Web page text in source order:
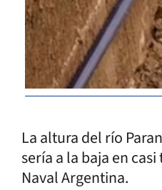
La altura del río
sería a la baja en
Naval Argentina.